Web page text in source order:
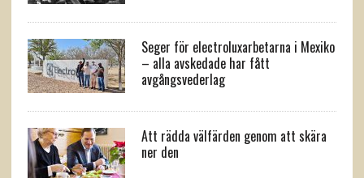
Seger för electroluxarbetarna i Mexiko
– alla avskedade har fått
avgångsvederlag
Att rädda välfärden genom att skära
ner den